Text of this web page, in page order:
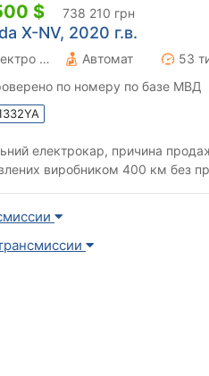
$ 738 210 грн
X-NV, 2020 г.в.
Электро 0 л. Автомат 53
по номеру по базе МВД
електрокар, причина
виробником 400 км без